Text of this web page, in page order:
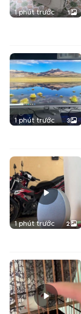
1 phút trước 1
1 phút trước 3
1 phút trước 2